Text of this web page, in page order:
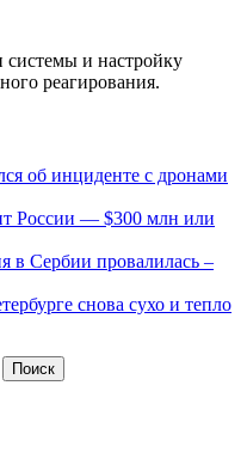
системы и настройку
реагирования.
об инциденте с дронами
России — $300 млн или
в Сербии провалилась –
снова сухо и тепло
Поиск